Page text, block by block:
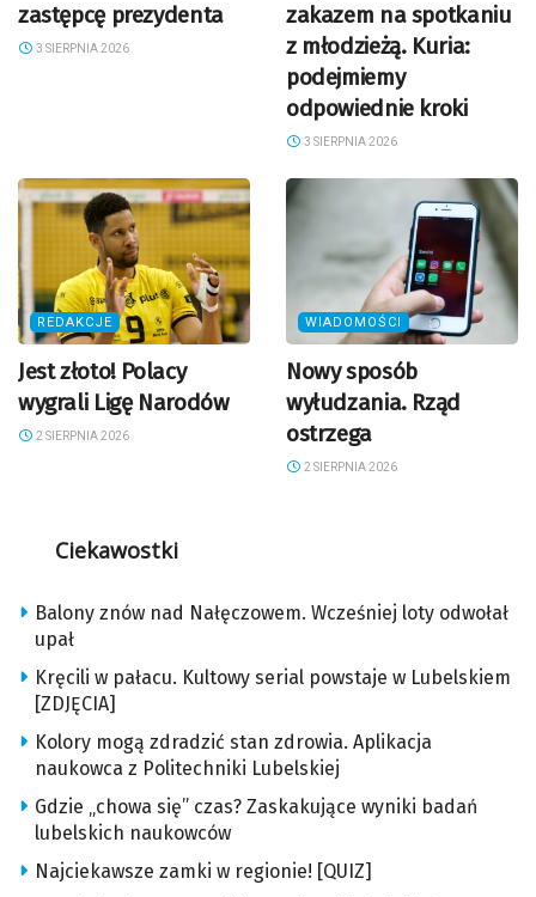
zastępcę prezydenta
3 SIERPNIA 2026
zakazem na spotkaniu
z młodzieżą. Kuria:
podejmiemy
odpowiednie kroki
3 SIERPNIA 2026
REDAKCJE
Jest złoto! Polacy
wygrali Ligę Narodów
2 SIERPNIA 2026
WIADOMOŚCI
Nowy sposób
wyłudzania. Rząd
ostrzega
2 SIERPNIA 2026
Ciekawostki
Balony znów nad Nałęczowem. Wcześniej loty odwołał
upał
Kręcili w pałacu. Kultowy serial powstaje w Lubelskiem
[ZDJĘCIA]
Kolory mogą zdradzić stan zdrowia. Aplikacja
naukowca z Politechniki Lubelskiej
Gdzie „chowa się” czas? Zaskakujące wyniki badań
lubelskich naukowców
Najciekawsze zamki w regionie! [QUIZ]